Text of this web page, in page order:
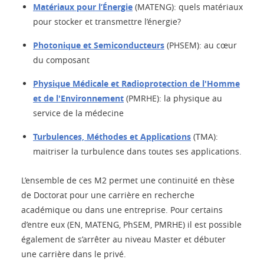
Matériaux pour l’Énergie (MATENG): quels matériaux
pour stocker et transmettre l’énergie?
Photonique et Semiconducteurs (PHSEM): au cœur
du composant
Physique Médicale et Radioprotection de l'Homme
et de l'Environnement (PMRHE): la physique au
service de la médecine
Turbulences, Méthodes et Applications (TMA):
maitriser la turbulence dans toutes ses applications.
L’ensemble de ces M2 permet une continuité en thèse
de Doctorat pour une carrière en recherche
académique ou dans une entreprise. Pour certains
d’entre eux (EN, MATENG, PhSEM, PMRHE) il est possible
également de s’arrêter au niveau Master et débuter
une carrière dans le privé.